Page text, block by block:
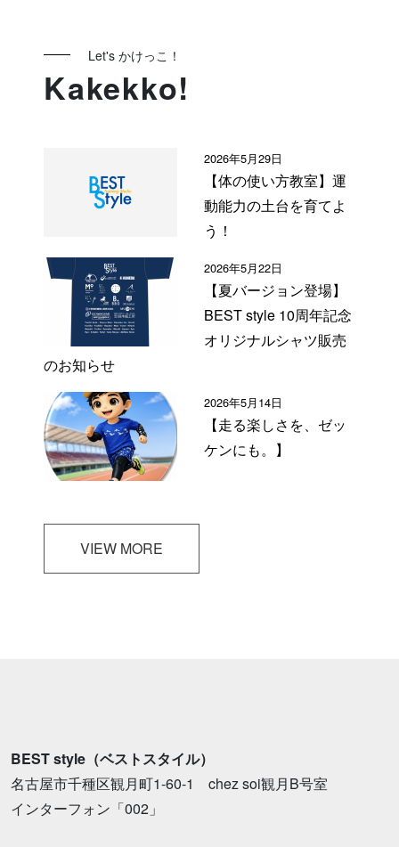
Let's かけっこ！
Kakekko!
2026年5月29日
【体の使い方教室】運
動能力の土台を育てよ
う！
2026年5月22日
【夏バージョン登場】
BEST style 10周年記念
オリジナルシャツ販売
のお知らせ
2026年5月14日
【走る楽しさを、ゼッ
ケンにも。】
VIEW MORE
BEST style（ベストスタイル）
名古屋市千種区観月町1-60-1 chez soi観月B号室
インターフォン「002」